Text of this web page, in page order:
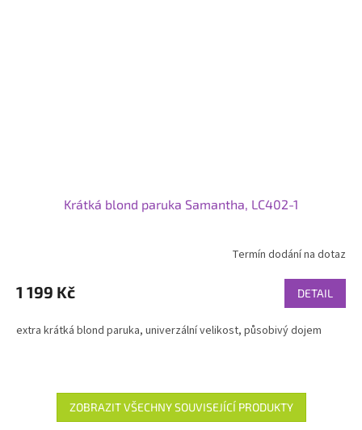
Krátká blond paruka Samantha, LC402-1
produktu
je
z
Termín dodání na dotaz
1 199 Kč DETAIL
extra krátká blond paruka, univerzální velikost, působivý dojem
ZOBRAZIT VŠECHNY SOUVISEJÍCÍ PRODUKTY